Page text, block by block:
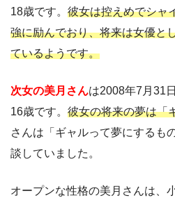
18歳です。 彼女は控えめでシャ
強に励んでおり、将来は女優と
ているようです。
次女の美月さんは2008年7月31
16歳です。 彼女の将来の夢は「
さんは「ギャルって夢にするも
談していました。
オープンな性格の美月さんは、